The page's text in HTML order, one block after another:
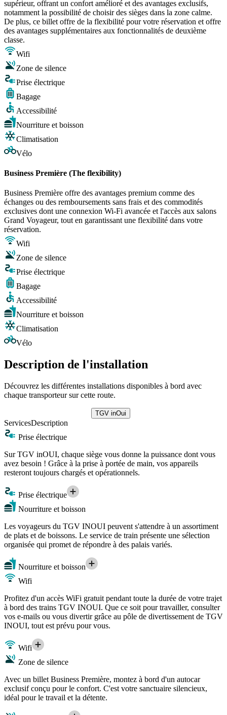
supérieur, offrant un confort amélioré et des avantages exclusifs,
notamment la possibilité de choisir des sièges dans la zone calme.
De plus, ce billet offre de la flexibilité pour votre réservation et offre
des avantages supplémentaires aux fonctionnalités de deuxième
classe.
Wifi
Zone de silence
Prise électrique
Bagage
Accessibilité
Nourriture et boisson
Climatisation
Vélo
Business Première (The flexibility)
Business Première offre des avantages premium comme des
échanges ou des remboursements sans frais et des commodités
exclusives dont une connexion Wi-Fi avancée et l'accès aux salons
Grand Voyageur, tout en garantissant une flexibilité dans votre
réservation.
Wifi
Zone de silence
Prise électrique
Bagage
Accessibilité
Nourriture et boisson
Climatisation
Vélo
Description de l'installation
Découvrez les différentes installations disponibles à bord avec
chaque transporteur sur cette route.
TGV inOui
ServicesDescription
Prise électrique
Sur TGV inOUI, chaque siège vous donne la puissance dont vous
avez besoin ! Grâce à la prise à portée de main, vos appareils
resteront toujours chargés et opérationnels.
Prise électrique
Nourriture et boisson
Les voyageurs du TGV INOUI peuvent s'attendre à un assortiment
de plats et de boissons. Le service de train présente une sélection
organisée qui promet de répondre à des palais variés.
Nourriture et boisson
Wifi
Profitez d'un accès WiFi gratuit pendant toute la durée de votre trajet
à bord des trains TGV INOUI. Que ce soit pour travailler, consulter
vos e-mails ou vous divertir grâce au pôle de divertissement de TGV
INOUI, tout est prévu pour vous.
Wifi
Zone de silence
Avec un billet Business Première, montez à bord d'un autocar
exclusif conçu pour le confort. C'est votre sanctuaire silencieux,
idéal pour le travail et la détente.